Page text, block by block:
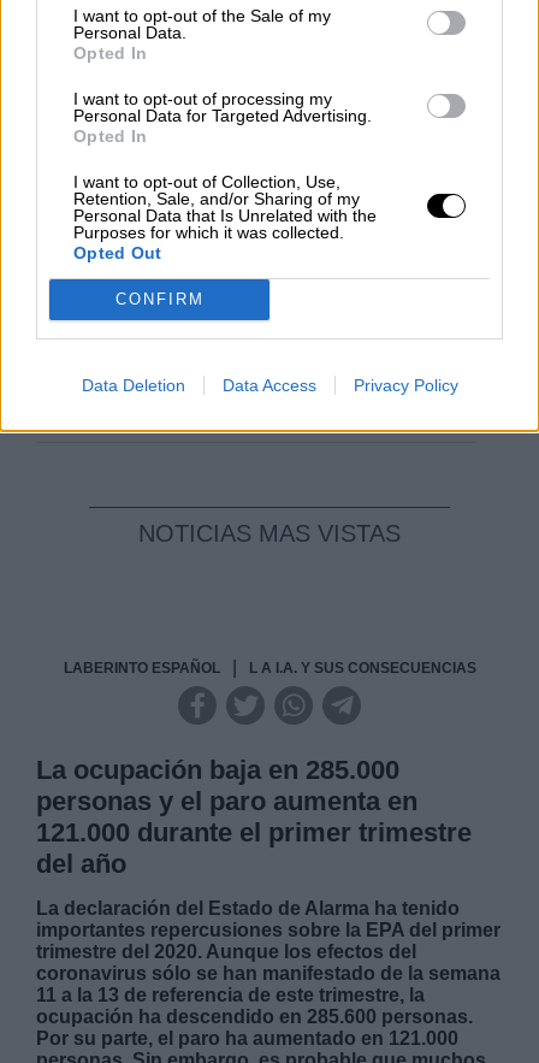
I want to opt-out of the Sale of my
Personal Data.
Opted In
I want to opt-out of processing my
Personal Data for Targeted Advertising.
Opted In
I want to opt-out of Collection, Use,
Retention, Sale, and/or Sharing of my
Personal Data that Is Unrelated with the
Purposes for which it was collected.
Opted Out
CONFIRM
Data Deletion Data Access Privacy Policy
Por Juan Manuel Beltrán
El Conflicto de Oriente Medio:
Un Nuevo Orden Autoritario
en Construcción
Geopolítica de Crisis
Carlos Miranda
mi pesadilla
NOTICIAS MAS VISTAS
LABERINTO ESPAÑOL L A I.A. Y SUS CONSECUENCIAS
La ocupación baja en 285.000
personas y el paro aumenta en
121.000 durante el primer trimestre
del año
La declaración del Estado de Alarma ha tenido
importantes repercusiones sobre la EPA del primer
trimestre del 2020. Aunque los efectos del
coronavirus sólo se han manifestado de la semana
11 a la 13 de referencia de este trimestre, la
ocupación ha descendido en 285.600 personas.
Por su parte, el paro ha aumentado en 121.000